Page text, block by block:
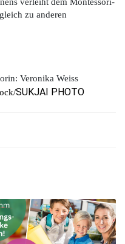
verleiht dem Montessori-
zu anderen
Veronika Weiss
ock/SUKJAI PHOTO